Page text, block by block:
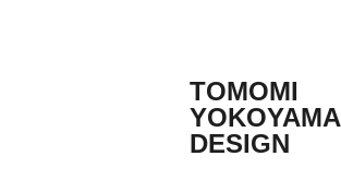
ン
ツ
へ
TOMOMI
YOKOYAMA
DESIGN